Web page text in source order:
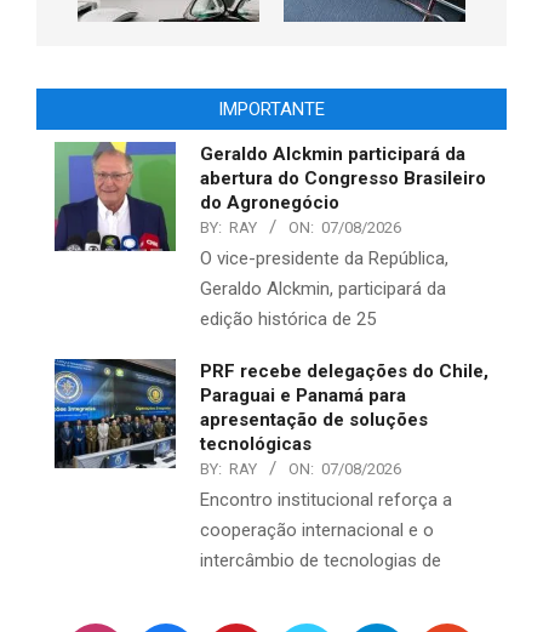
IMPORTANTE
Geraldo Alckmin participará da
abertura do Congresso Brasileiro
do Agronegócio
BY: RAY ON: 07/08/2026
O vice-presidente da República,
Geraldo Alckmin, participará da
edição histórica de 25
PRF recebe delegações do Chile,
Paraguai e Panamá para
apresentação de soluções
tecnológicas
BY: RAY ON: 07/08/2026
Encontro institucional reforça a
cooperação internacional e o
intercâmbio de tecnologias de